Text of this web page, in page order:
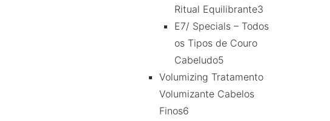
Ritual Equilibrante3
E7/ Specials – Todos
os Tipos de Couro
Cabeludo5
Volumizing Tratamento
Volumizante Cabelos
Finos6